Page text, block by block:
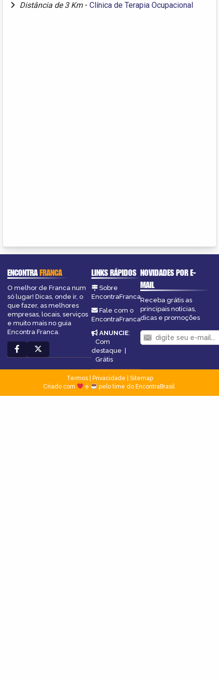
Distância de 3 Km - Clínica de Terapia Ocupacional
ENCONTRAFRANCA
O melhor de Franca num
só lugar! Dicas, onde ir, o
que fazer, as melhores
empresas, locais, serviços
e muito mais no guia
Encontra Franca.
LINKS RÁPIDOS
Sobre
EncontraFranca
Fale com o
EncontraFranca
ANUNCIE:
Com
destaque
Grátis
NOVIDADES POR E-
MAIL
Receba grátis as
principais notícias,
dicas e promoções
Termos| Privacidade
Sitemap
Criado com
e pelo time do EncontraBrasil